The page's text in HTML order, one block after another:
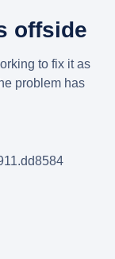
offside
to fix it as
problem has